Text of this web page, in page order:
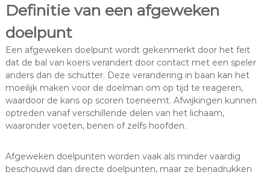
Definitie van een afgeweken
doelpunt
Een afgeweken doelpunt wordt gekenmerkt door het feit
dat de bal van koers verandert door contact met een speler
anders dan de schutter. Deze verandering in baan kan het
moeilijk maken voor de doelman om op tijd te reageren,
waardoor de kans op scoren toeneemt. Afwijkingen kunnen
optreden vanaf verschillende delen van het lichaam,
waaronder voeten, benen of zelfs hoofden.
Afgeweken doelpunten worden vaak als minder vaardig
beschouwd dan directe doelpunten, maar ze benadrukken